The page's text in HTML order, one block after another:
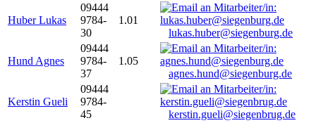
Huber Lukas
09444
9784-
30
1.01
lukas.huber@siegenburg.de
Hund Agnes
09444
9784-
37
1.05
agnes.hund@siegenburg.de
Kerstin Gueli
09444
9784-
45
kerstin.gueli@siegenbrug.de